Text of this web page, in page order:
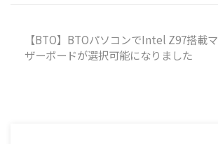
【BTO】BTOパソコンでIntel Z97搭載マ
ザーボードが選択可能になりました